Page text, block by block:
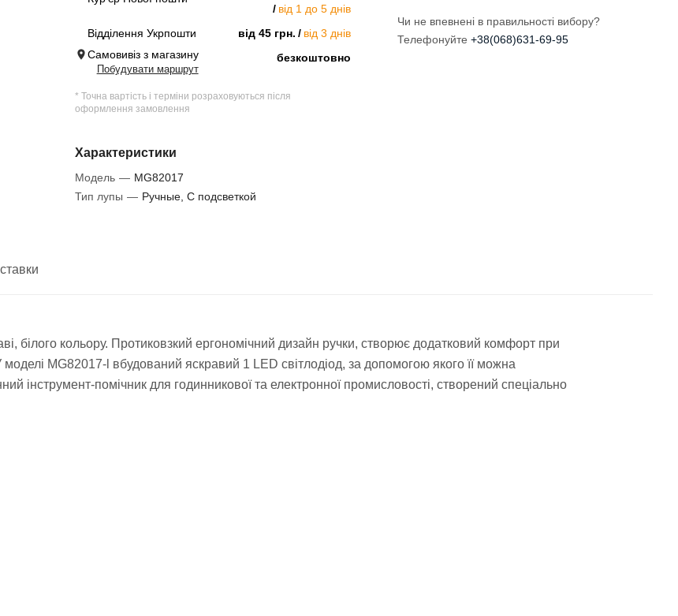
від 1 до 5 днів
Відділення Укрпошти
від 45 грн.
від 3 днів
Самовивіз з магазину
Побудувати маршрут
безкоштовно
* Точна вартість і терміни розраховуються після
оформлення замовлення
Характеристики
Модель — MG82017
Тип лупы — Ручные, С подсветкой
Чи не впевнені в правильності вибору?
Телефонуйте+38(068)631-69-95
білого кольору. Протиковзкий ергономічний дизайн ручки, створює додатковий комфорт при
моделі MG82017-l вбудований яскравий 1 LED світлодіод, за допомогою якого її можна
інструмент-помічник для годинникової та електронної промисловості, створений спеціально